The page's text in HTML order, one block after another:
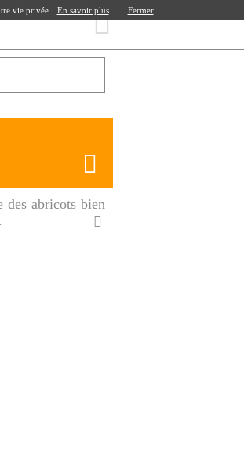
des abricots bien
vie privée. En savoir plus Fermer